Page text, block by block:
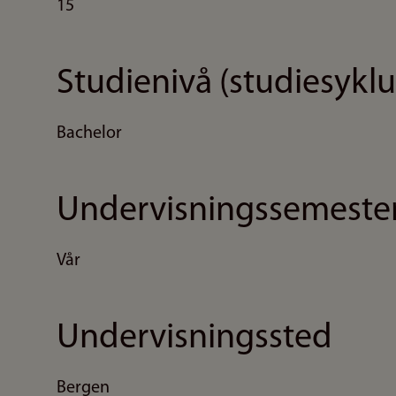
15
Studienivå
Bachelor
Vår
Undervisningssted
Bergen